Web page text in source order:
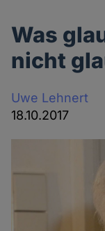
Was
nicht
Uwe Lehnert
18.10.2017